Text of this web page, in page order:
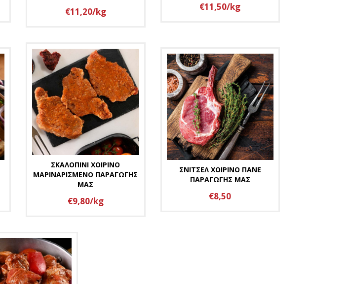
€11,20/kg €11,50/kg
ΣΚΑΛΟΠΙΝΙ ΧΟΙΡΙΝΟ
ΜΑΡΙΝΑΡΙΣΜΕΝΟ ΠΑΡΑΓΩΓΗΣ
ΜΑΣ
€9,80/kg
ΣΝΙΤΣΕΛ ΧΟΙΡΙΝΟ ΠΑΝΕ
ΠΑΡΑΓΩΓΗΣ ΜΑΣ
€8,50